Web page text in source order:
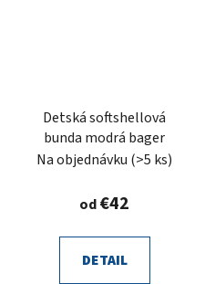
Detská softshellová
bunda modrá bager
Na objednávku (>5 ks)
od€42
DETAIL